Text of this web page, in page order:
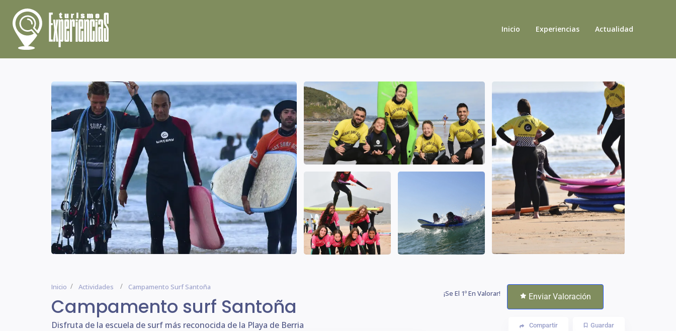
Inicio Experiencias Actualidad
Inicio Actividades Campamento Surf Santoña
Campamento surf Santoña
Disfruta de la escuela de surf más reconocida de la Playa de Berria
¡Se El 1º En Valorar! Enviar Valoración
Guardar
Compartir